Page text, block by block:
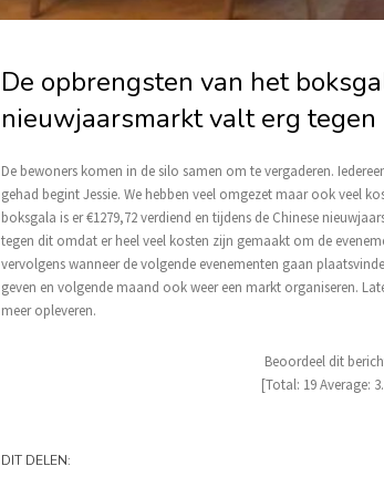
De opbrengsten van het
nieuwjaarsmarkt valt erg tegen
De bewoners komen in de silo samen om te vergaderen.
gehad begint Jessie. We hebben veel omgezet maar ook veel
boksgala is er €1279,72 verdiend en tijdens de Chinese
tegen dit omdat er heel veel kosten zijn gemaakt om de
vervolgens wanneer de volgende evenementen gaan
geven en volgende maand ook weer een markt organiseren.
meer opleveren.
Beoordeel dit
[Total: 19Average:
DIT DELEN: